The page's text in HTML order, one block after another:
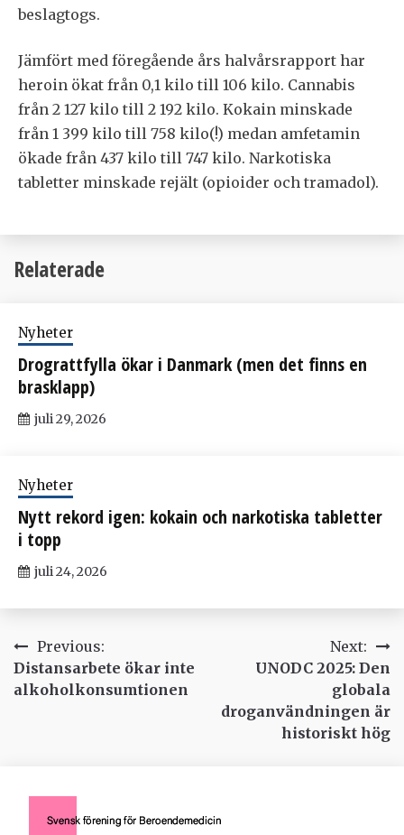
beslagtogs.
Jämfört med föregående års halvårsrapport har
heroin ökat från 0,1 kilo till 106 kilo. Cannabis
från 2 127 kilo till 2 192 kilo. Kokain minskade
från 1 399 kilo till 758 kilo(!) medan amfetamin
ökade från 437 kilo till 747 kilo. Narkotiska
tabletter minskade rejält (opioider och tramadol).
Relaterade
Nyheter
Drograttfylla ökar i Danmark (men det finns en
brasklapp)
juli 29, 2026
Nyheter
Nytt rekord igen: kokain och narkotiska tabletter
i topp
juli 24, 2026
Inläggsnavigering
Previous:
Distansarbete ökar inte
alkoholkonsumtionen
Next:
UNODC 2025: Den
globala
droganvändningen är
historiskt hög